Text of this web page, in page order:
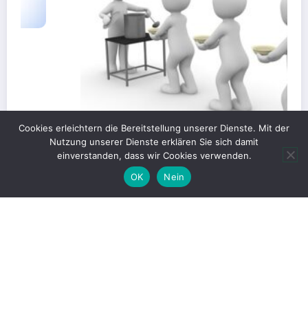
Gerechte Verteilung oder Blockade für
Cookies erleichtern die Bereitstellung unserer Dienste. Mit der
Nutzung unserer Dienste erklären Sie sich damit
einverstanden, dass wir Cookies verwenden.
OK
Nein